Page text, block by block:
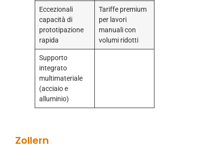
Eccezionali
capacità di
prototipazione
rapida
Tariffe premium
per lavori
manuali con
volumi ridotti
Supporto
integrato
multimateriale
(acciaio e
alluminio)
Zollern